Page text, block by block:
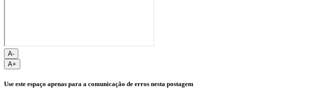
A-
A+
Use este espaço apenas para a comunicação de erros nesta postagem